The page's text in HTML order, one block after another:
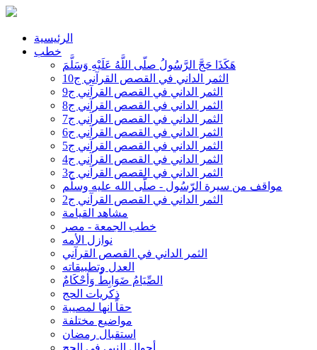
الرئيسية
خطب
هَكَذَا حَجَّ الرَّسُولُ صلّى اللَّهُ عَلَيْهِ وَسَلَّمَ
الثمر الداني في القصص القرآني ج10
الثمر الداني في القصص القرآني ج9
الثمر الداني في القصص القرآني ج8
الثمر الداني في القصص القرآني ج7
الثمر الداني في القصص القرآني ج6
الثمر الداني في القصص القرآني ج5
الثمر الداني في القصص القرآني ج4
الثمر الداني في القصص القرآني ج3
مواقف من سيرة الرّسُول - صلّى الله عليه وسلّم
الثمر الداني في القصص القرآني ج2
مشاهد القيامة
خطب الجمعة - مصر
نوازل الأمه
الثمر الداني في القصص القرآني
العدل وتطبيقاته
الصِّيَامُ ضَوَابِطٌ وَأحْكَامٌ
ذكريات الحج
حقاً انها لمصيبة
مواضيع مختلفة
استقبال رمضان
أحوال النبي في الحج